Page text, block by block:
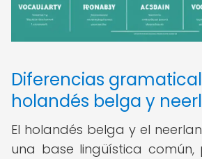
Diferencias
holandés belga y
El holandés belga y el
una base lingüística común,